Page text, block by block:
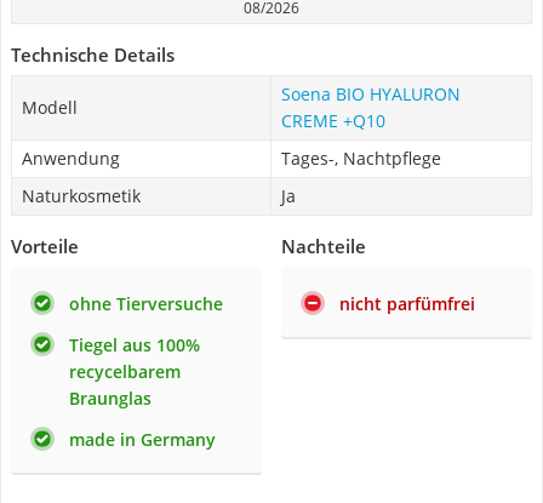
08/2026
Technische Details
Modell
Soena BIO HYALURON
CREME +Q10
Anwendung
Tages-, Nachtpflege
Naturkosmetik
Ja
Vorteile
ohne Tierversuche
Tiegel aus 100%
recycelbarem
Braunglas
made in Germany
Nachteile
nicht parfümfrei